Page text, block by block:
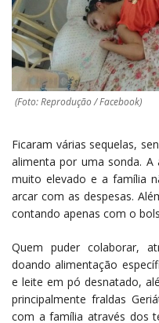
(Foto: Reprodução / Facebook)
Ficaram várias sequelas,
alimenta por uma sonda.
muito elevado e a família
arcar com as despesas.
contando apenas com o
Quem puder colaborar,
doando alimentação
e leite em pó desnatado,
principalmente fraldas
com a família através dos